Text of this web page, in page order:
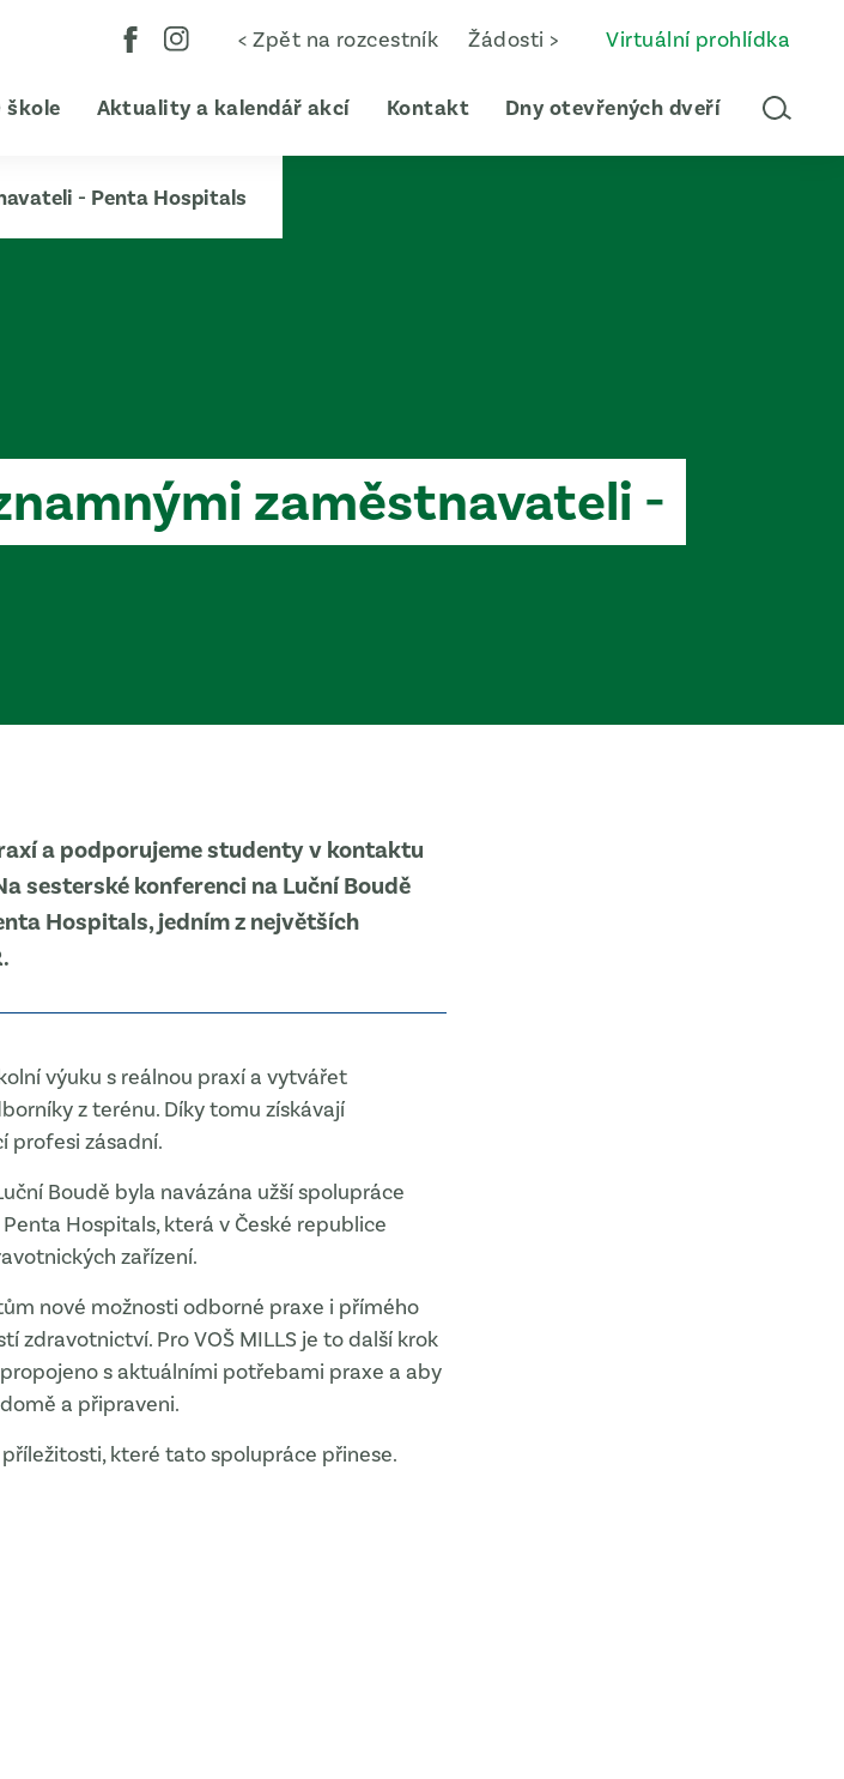
škole Aktuality a kalendář akcí Kontakt Dny otevřených dveří
< Zpět na rozcestník Žádosti > Virtuální prohlídka
- Penta Hospitals
zaměstnavateli -
a podporujeme studenty v kontaktu
sesterské konferenci na Luční Boudě
Hospitals, jedním z největších
výuku s reálnou praxí a vytvářet
z terénu. Díky tomu získávají
profesi zásadní.
Boudě byla navázána užší spolupráce
Hospitals, která v České republice
zařízení.
nové možnosti odborné praxe i přímého
zdravotnictví. Pro VOŠ MILLS je to další krok
s aktuálními potřebami praxe a aby
a připraveni.
které tato spolupráce přinese.